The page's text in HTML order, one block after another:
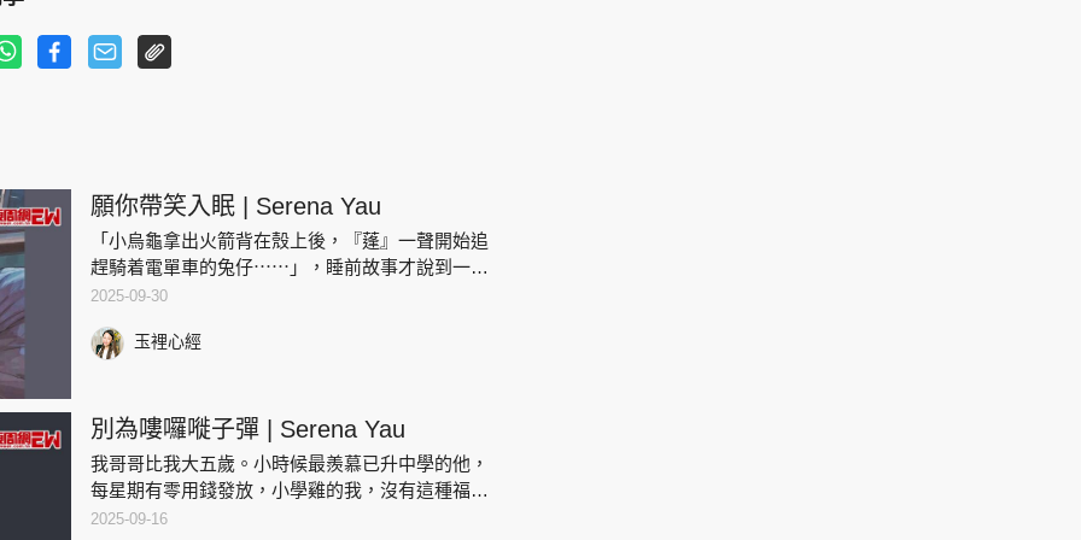
願你帶笑入眠 | Serena Yau
「小烏龜拿出火箭背在殼上後，『蓬』一聲開始追
趕騎着電單車的兔仔⋯⋯」，睡前故事才說到一
半，關龍的女兒已透出均勻的鼻息睡着了。籠理一
記起女兒手上還握着一隻翡翠
2025-09-30
玉裡心經
別為嘍囉嘥子彈 | Serena Yau
我哥哥比我大五歲。小時候最羨慕已升中學的他，
每星期有零用錢發放，小學雞的我，沒有這種福
利。除了零用錢，哥哥還有一些活動費用，每次老
2025-09-16